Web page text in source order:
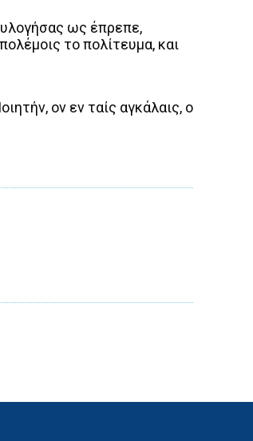
ως έπρεπε,
το πολίτευμα, και
ον εν ταίς αγκάλαις, ο